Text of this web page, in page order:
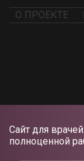
Сайт для
полноценной
О ПРОЕКТЕ